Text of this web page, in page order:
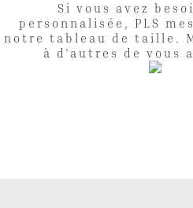
Si vous avez
personnalisée, PLS
notre tableau de taille.
à d'autres de vous